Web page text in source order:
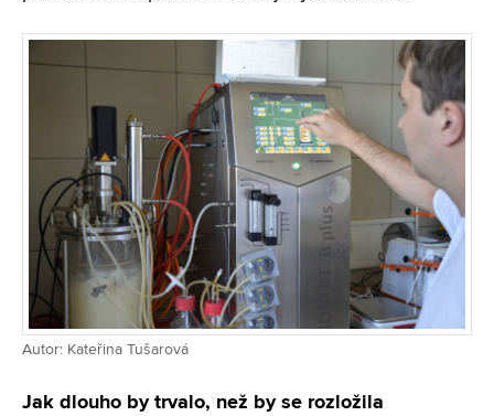
Autor: Kateřina Tušarová
Jak dlouho by trvalo, než by se rozložila